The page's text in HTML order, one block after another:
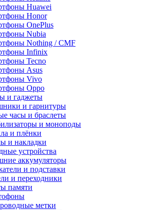
Huawei
Honor
OnePlus
Nubia
Nothing / CMF
Infinix
Tecno
Asus
Vivo
Oppo
и гаджеты
и гарнитуры
часы и браслеты
и моноподы
и плёнки
и накладки
устройства
аккумуляторы
и подставки
и переходники
памяти
метки